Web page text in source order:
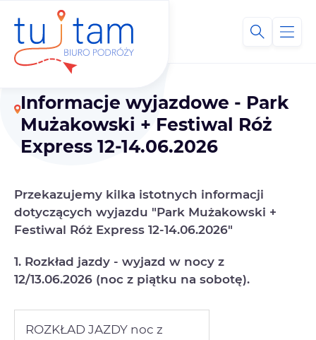
Informacje wyjazdowe - Park
Mużakowski + Festiwal Róż
Express 12-14.06.2026
Przekazujemy kilka istotnych informacji
dotyczących wyjazdu "Park Mużakowski +
Festiwal Róż Express 12-14.06.2026"
1. Rozkład jazdy - wyjazd w nocy z
12/13.06.2026 (noc z piątku na sobotę).
ROZKŁAD JAZDY noc z